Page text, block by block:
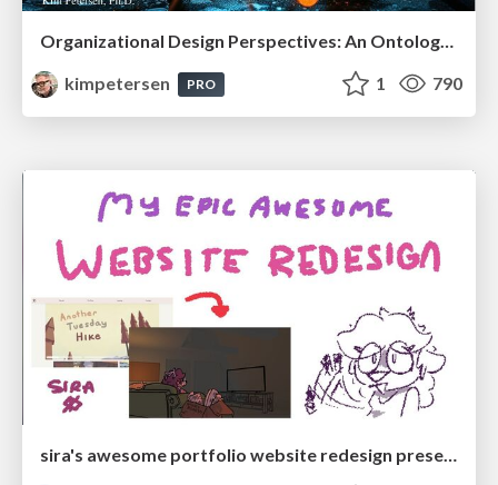
Organizational Design Perspectives: An Ontology of Organizational Design Elements
kimpetersen
PRO 1 790
sira's awesome portfolio website redesign presentation